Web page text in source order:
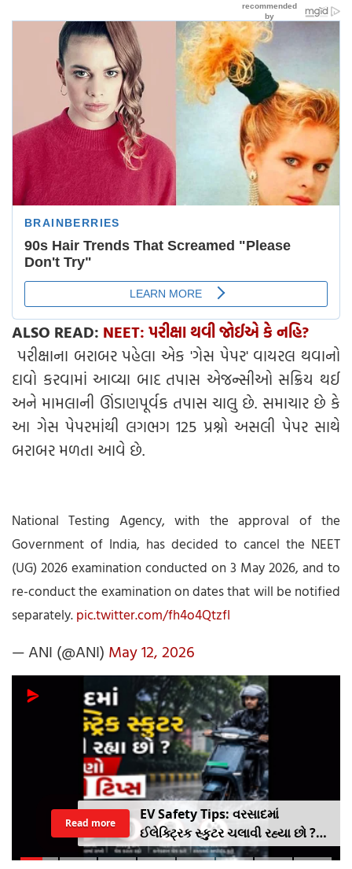
ALSO READ: NEET: પરીક્ષા થવી જોઈએ કે નહિ?
પરીક્ષાના બરાબર પહેલા એક 'ગેસ પેપર' વાયરલ થવાનો
દાવો કરવામાં આવ્યા બાદ તપાસ એજન્સીઓ સક્રિય થઈ
અને મામલાની ઊંડાણપૂર્વક તપાસ ચાલુ છે. સમાચાર છે કે
આ ગેસ પેપરમાંથી લગભગ 125 પ્રશ્નો અસલી પેપર સાથે
બરાબર મળતા આવે છે.
National Testing Agency, with the approval of the
Government of India, has decided to cancel the NEET
(UG) 2026 examination conducted on 3 May 2026, and to
re-conduct the examination on dates that will be notified
separately. pic.twitter.com/fh4o4QtzfI
— ANI (@ANI) May 12, 2026
EV Safety Tips: વરસાદમાં
ઈલેક્ટ્રિક સ્કુટર ચલાવી રહ્યા છો ?
આ નાનકડી ભૂલ પડી શકે છે ભારે ..
Read more